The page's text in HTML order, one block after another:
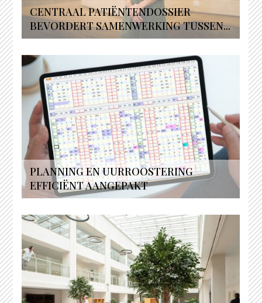
CENTRAAL PATIËNTENDOSSIER
BEVORDERT SAMENWERKING TUSSEN...
PLANNING EN UURROOSTERING
EFFICIËNT AANGEPAKT